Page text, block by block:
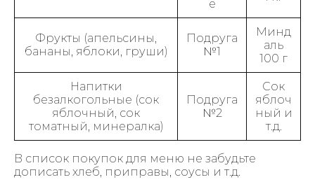
е
Фрукты (апельсины,
бананы, яблоки, груши)
Подруга
№1
Минд
аль
100 г
Напитки
безалкогольные (сок
яблочный, сок
томатный, минералка)
Подруга
№2
Сок
яблоч
ный и
т.д.
В список покупок для меню не забудьте
дописать хлеб, приправы, соусы и т.д.